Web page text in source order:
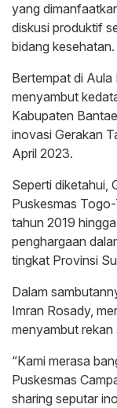
yang
diskusi produktif
bidang kesehatan.
Bertempat di
menyambut
Kabupaten
inovasi Gerakan
April 2023.
Seperti diketahui,
Puskesmas
tahun 2019
penghargaan
tingkat Provinsi
Dalam
Imran Rosady,
menyambut
“Kami merasa
Puskesmas
sharing seputar